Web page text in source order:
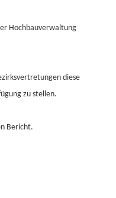
Hochbauverwaltung
diese
zu stellen.
Bericht.